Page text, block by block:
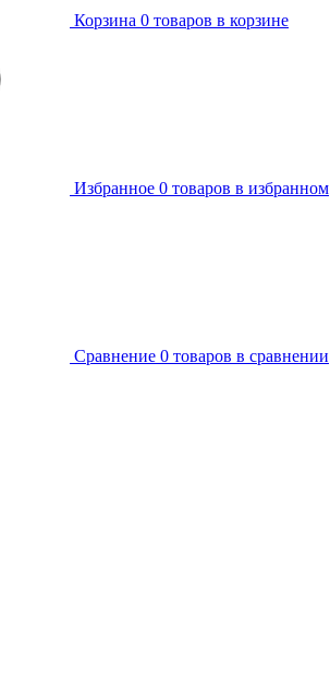
Корзина 0 товаров в корзине
Избранное 0 товаров в избранном
Сравнение 0 товаров в сравнении